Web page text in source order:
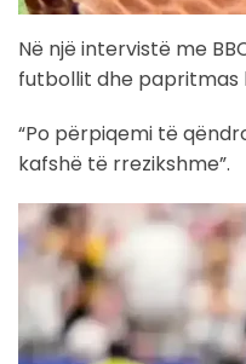
Në një intervistë me
futbollit dhe papritmas
“Po përpiqemi të
kafshë të rrezikshme”.